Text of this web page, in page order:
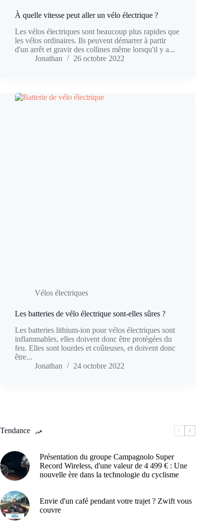
À quelle vitesse peut aller un vélo électrique ?
Les vélos électriques sont beaucoup plus rapides que
les vélos ordinaires. Ils peuvent démarrer à partir
d'un arrêt et gravir des collines même lorsqu'il y a...
Jonathan
26 octobre 2022
Vélos électriques
Les batteries de vélo électrique sont-elles sûres ?
Les batteries lithium-ion pour vélos électriques sont
inflammables, elles doivent donc être protégées du
feu. Elles sont lourdes et coûteuses, et doivent donc
être...
Jonathan
24 octobre 2022
Tendance
Présentation du groupe Campagnolo Super
Record Wireless, d'une valeur de 4 499 € : Une
nouvelle ère dans la technologie du cyclisme
Envie d'un café pendant votre trajet ? Zwift vous
couvre